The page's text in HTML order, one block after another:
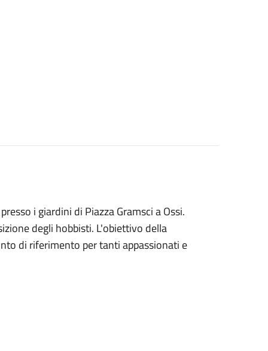
i giardini di Piazza Gramsci a Ossi.
degli hobbisti. L'obiettivo della
di riferimento per tanti appassionati e